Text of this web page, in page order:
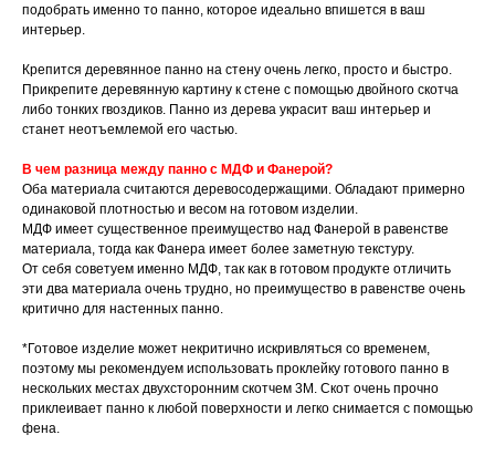
подобрать именно то панно, которое идеально впишется в ваш
интерьер.
Крепится деревянное панно на стену очень легко, просто и быстро.
Прикрепите деревянную картину к стене с помощью двойного скотча
либо тонких гвоздиков. Панно из дерева украсит ваш интерьер и
станет неотъемлемой его частью.
В чем разница между панно с МДФ и Фанерой?
Оба материала считаются деревосодержащими. Обладают примерно
одинаковой плотностью и весом на готовом изделии.
МДФ имеет существенное преимущество над Фанерой в равенстве
материала, тогда как Фанера имеет более заметную текстуру.
От себя советуем именно МДФ, так как в готовом продукте отличить
эти два материала очень трудно, но преимущество в равенстве очень
критично для настенных панно.
*Готовое изделие может некритично искривляться со временем,
поэтому мы рекомендуем использовать проклейку готового панно в
нескольких местах двухсторонним скотчем 3М. Скот очень прочно
приклеивает панно к любой поверхности и легко снимается с помощью
фена.